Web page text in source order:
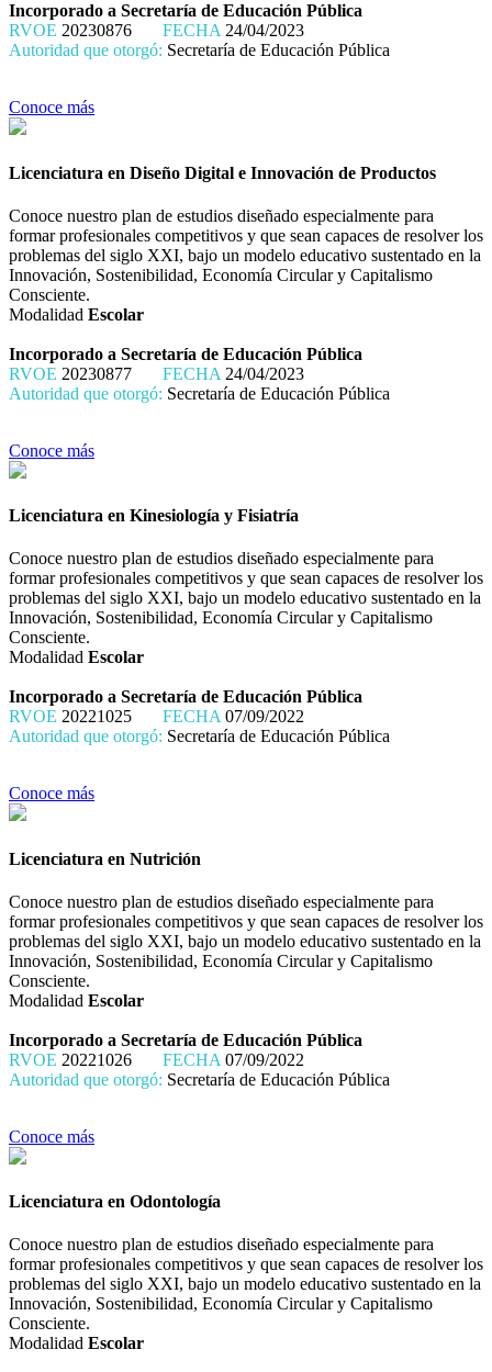
Incorporado a Secretaría de Educación Pública
RVOE 20230876 FECHA 24/04/2023
Autoridad que otorgó: Secretaría de Educación Pública
Conoce más
Licenciatura en Diseño Digital e Innovación de Productos
Conoce nuestro plan de estudios diseñado especialmente para
formar profesionales competitivos y que sean capaces de resolver los
problemas del siglo XXI, bajo un modelo educativo sustentado en la
Innovación, Sostenibilidad, Economía Circular y Capitalismo
Consciente.
Modalidad Escolar
Incorporado a Secretaría de Educación Pública
RVOE 20230877 FECHA 24/04/2023
Autoridad que otorgó: Secretaría de Educación Pública
Conoce más
Licenciatura en Kinesiología y Fisiatría
Conoce nuestro plan de estudios diseñado especialmente para
formar profesionales competitivos y que sean capaces de resolver los
problemas del siglo XXI, bajo un modelo educativo sustentado en la
Innovación, Sostenibilidad, Economía Circular y Capitalismo
Consciente.
Modalidad Escolar
Incorporado a Secretaría de Educación Pública
RVOE 20221025 FECHA 07/09/2022
Autoridad que otorgó: Secretaría de Educación Pública
Conoce más
Licenciatura en Nutrición
Conoce nuestro plan de estudios diseñado especialmente para
formar profesionales competitivos y que sean capaces de resolver los
problemas del siglo XXI, bajo un modelo educativo sustentado en la
Innovación, Sostenibilidad, Economía Circular y Capitalismo
Consciente.
Modalidad Escolar
Incorporado a Secretaría de Educación Pública
RVOE 20221026 FECHA 07/09/2022
Autoridad que otorgó: Secretaría de Educación Pública
Conoce más
Licenciatura en Odontología
Conoce nuestro plan de estudios diseñado especialmente para
formar profesionales competitivos y que sean capaces de resolver los
problemas del siglo XXI, bajo un modelo educativo sustentado en la
Innovación, Sostenibilidad, Economía Circular y Capitalismo
Consciente.
Modalidad Escolar